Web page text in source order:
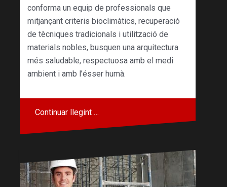
conforma un equip de professionals que
mitjançant criteris bioclimàtics, recuperació
de tècniques tradicionals i utilització de
materials nobles, busquen una arquitectura
més saludable, respectuosa amb el medi
ambient i amb l’ésser humà.
Continuar llegint …